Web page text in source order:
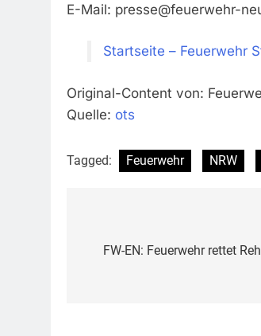
E-Mail: presse@feuerwehr-
Startseite – Feuerwehr
Original-Content von:
Quelle: ots
Tagged: Feuerwehr NRW
FW-EN: Feuerwehr rettet